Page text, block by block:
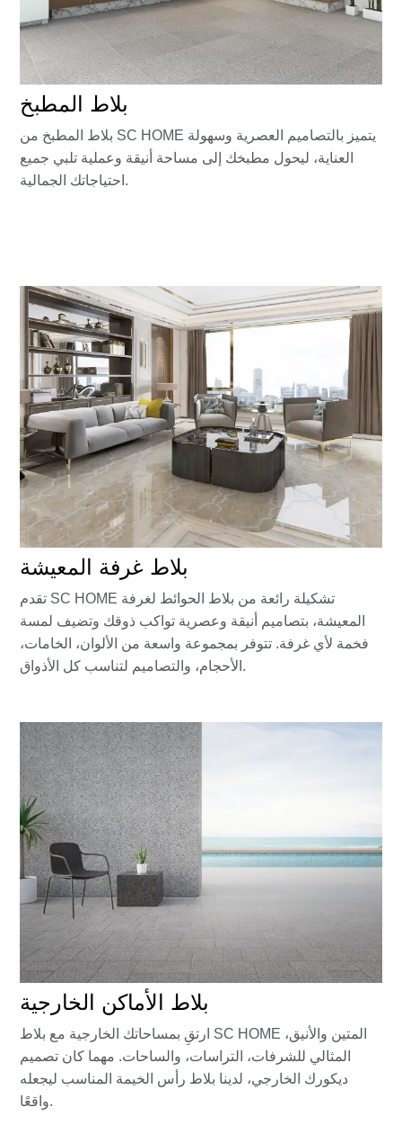
بلاط المطبخ
بلاط المطبخ من SC HOME يتميز بالتصاميم العصرية وسهولة
العناية، ليحول مطبخك إلى مساحة أنيقة وعملية تلبي جميع
احتياجاتك الجمالية.
بلاط غرفة المعيشة
تقدم SC HOME تشكيلة رائعة من بلاط الحوائط لغرفة
المعيشة، بتصاميم أنيقة وعصرية تواكب ذوقك وتضيف لمسة
فخمة لأي غرفة. تتوفر بمجموعة واسعة من الألوان، الخامات،
الأحجام، والتصاميم لتناسب كل الأذواق.
بلاط الأماكن الخارجية
ارتقِ بمساحاتك الخارجية مع بلاط SC HOME المتين والأنيق،
المثالي للشرفات، التراسات، والساحات. مهما كان تصميم
ديكورك الخارجي، لدينا بلاط رأس الخيمة المناسب ليجعله
واقعًا.